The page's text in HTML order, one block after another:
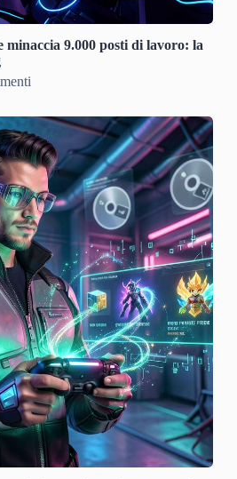
minaccia 9.000 posti di lavoro: la